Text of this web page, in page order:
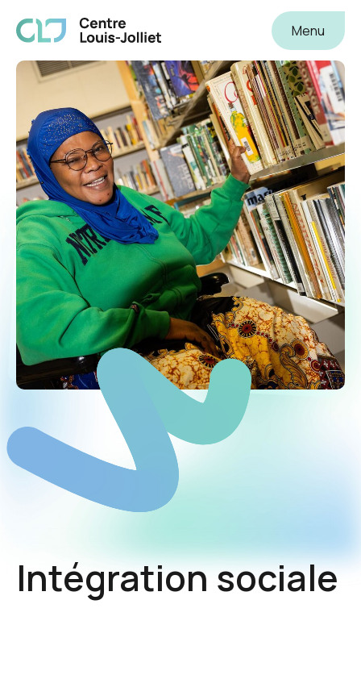
Centre Louis-Joliet Menu
Intégration sociale